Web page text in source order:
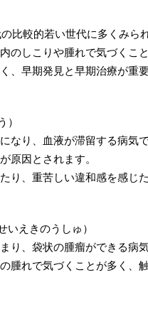
比較的若い世代に多くみられ
のしこりや腫れで気づくこと
、早期発見と早期治療が重要
）
なり、血液が滞留する病気で
原因とされます。
り、重苦しい違和感を感じ
えきのうしゅ）
り、袋状の腫瘤ができる病気
腫れで気づくことが多く、